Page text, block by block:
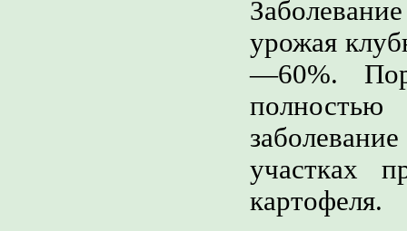
урожая
—60%.
полностью
участках
картофеля.